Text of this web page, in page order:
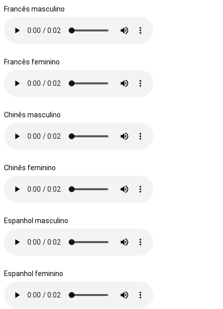
Francês masculino
Francês feminino
Chinês masculino
Chinês feminino
Espanhol masculino
Espanhol feminino